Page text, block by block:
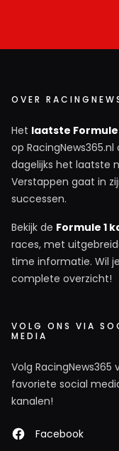
OVER
Het laatste Formule
op
dagelijks het laatste
Verstappen gaat in
successen.
Bekijk de Formule 1
races, met
time informatie. Wil
complete overzicht!
VOLG ONS VIA
MEDIA
Volg RacingNews365
favoriete social
kanalen!
Facebook